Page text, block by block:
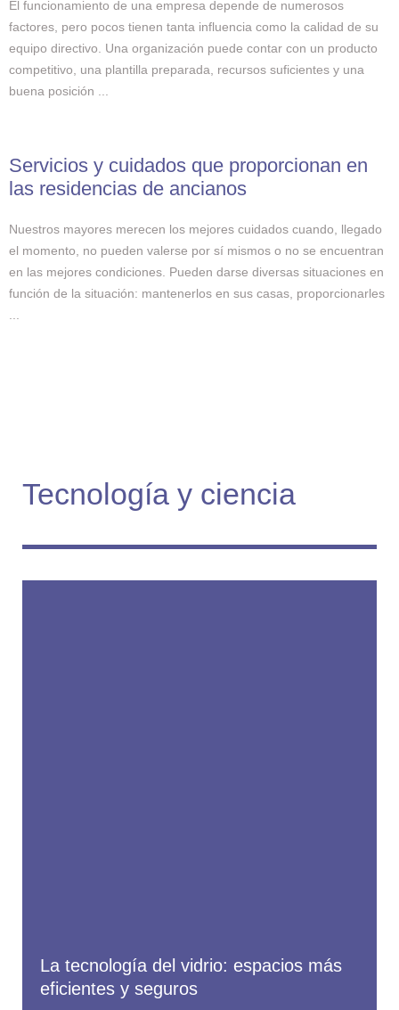
El funcionamiento de una empresa depende de numerosos
factores, pero pocos tienen tanta influencia como la calidad de su
equipo directivo. Una organización puede contar con un producto
competitivo, una plantilla preparada, recursos suficientes y una
buena posición ...
Servicios y cuidados que proporcionan en
las residencias de ancianos
Nuestros mayores merecen los mejores cuidados cuando, llegado
el momento, no pueden valerse por sí mismos o no se encuentran
en las mejores condiciones. Pueden darse diversas situaciones en
función de la situación: mantenerlos en sus casas, proporcionarles
Tecnología y ciencia
La tecnología del vidrio: espacios más
eficientes y seguros